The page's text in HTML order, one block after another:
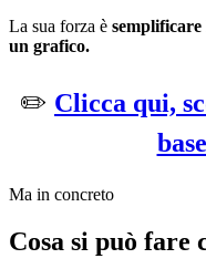
La sua forza è
un grafico.
✏️ Clicca qui,
Ma in concreto
Cosa si può fare